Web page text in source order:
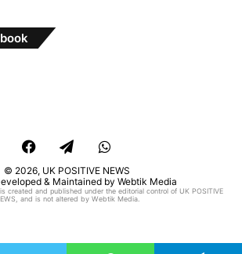
FacebookTelegramWhatsApp
© 2026, UK POSITIVE NEWS
& Maintained by Webtik Media
created and published under the editorial control of UK POSITIVE
and is not altered by Webtik Media.